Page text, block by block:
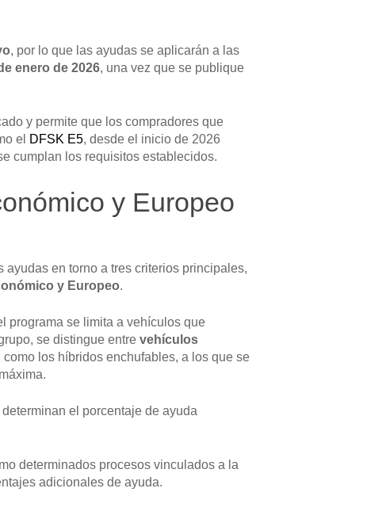
, por lo que las ayudas se aplicarán a las
enero de 2026, una vez que se publique
y permite que los compradores que
el DFSK E5, desde el inicio de 2026
cumplan los requisitos establecidos.
y Europeo
en torno a tres criterios principales,
y Europeo.
programa se limita a vehículos que
se distingue entre vehículos
como los híbridos enchufables, a los que se
el porcentaje de ayuda
determinados procesos vinculados a la
adicionales de ayuda.